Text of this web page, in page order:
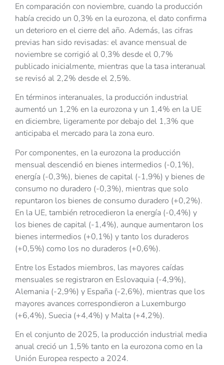
En comparación con noviembre, cuando la producción
había crecido un 0,3% en la eurozona, el dato confirma
un deterioro en el cierre del año. Además, las cifras
previas han sido revisadas: el avance mensual de
noviembre se corrigió al 0,3% desde el 0,7%
publicado inicialmente, mientras que la tasa interanual
se revisó al 2,2% desde el 2,5%.
En términos interanuales, la producción industrial
aumentó un 1,2% en la eurozona y un 1,4% en la UE
en diciembre, ligeramente por debajo del 1,3% que
anticipaba el mercado para la zona euro.
Por componentes, en la eurozona la producción
mensual descendió en bienes intermedios (-0,1%),
energía (-0,3%), bienes de capital (-1,9%) y bienes de
consumo no duradero (-0,3%), mientras que solo
repuntaron los bienes de consumo duradero (+0,2%).
En la UE, también retrocedieron la energía (-0,4%) y
los bienes de capital (-1,4%), aunque aumentaron los
bienes intermedios (+0,1%) y tanto los duraderos
(+0,5%) como los no duraderos (+0,6%).
Entre los Estados miembros, las mayores caídas
mensuales se registraron en Eslovaquia (-4,9%),
Alemania (-2,9%) y España (-2,6%), mientras que los
mayores avances correspondieron a Luxemburgo
(+6,4%), Suecia (+4,4%) y Malta (+4,2%).
En el conjunto de 2025, la producción industrial media
anual creció un 1,5% tanto en la eurozona como en la
Unión Europea respecto a 2024.